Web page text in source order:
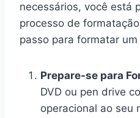
necessários, você está
processo de
passo para formatar
Prepare-se para
DVD ou pen drive
operacional ao seu